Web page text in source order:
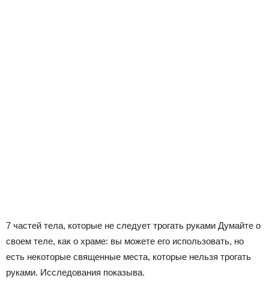
7 частей тела, которые не следует трогать руками Думайте о
своем теле, как о храме: вы можете его использовать, но
есть некоторые священные места, которые нельзя трогать
руками. Исследования показыва.